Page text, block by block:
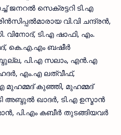
ജനറല്‍ സെക്രട്ടറി ടി.എ
വി.വി ചന്ദ്രന്‍,
വിനോദ്, ടി.എ ഷാഫി, എം.
കെ.എ.എം ബഷീര്‍
പി.എ സലാം, എന്‍.എ
എം.എ ലത്വീഫ്,
മുഹമ്മദ് കുഞ്ഞി, മുഹമ്മദ്
അബ്ദുല്‍ ഖാദര്‍, ടി.എ ഉസ്മാന്‍
പി.എം കബീര്‍ തുടങ്ങിയവര്‍